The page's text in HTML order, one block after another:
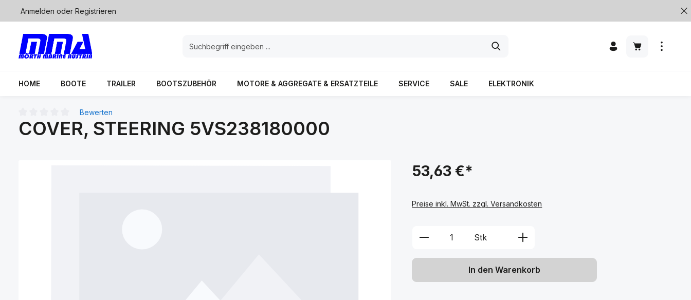
Zur Hauptnavigation springen
Anmelden oder Registrieren
HOME BOOTE TRAILER BOOTSZUBEHÖR MOTORE & AGGREGATE & ERSATZTEILE SERVICE SALE ELEKTRONIK
Durchschnittliche Bewertung von 0 von 5 Sternen
Bewerten
COVER, STEERING 5VS238180000
53,63 €*
Preise inkl. MwSt. zzgl. Versandkosten
Produkt Anzahl: Gib den gewünschten Wert
Stk
In den Warenkorb